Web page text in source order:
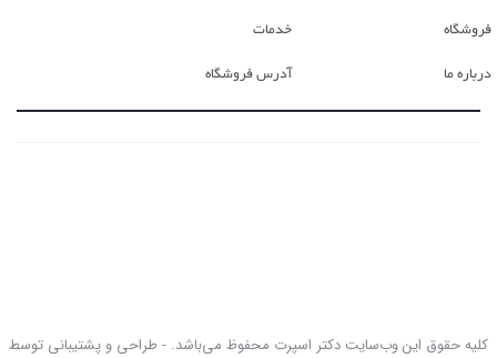
فروشگاه
درباره ما
خدمات
آدرس فروشگاه
کلیه حقوق این وب‌سایت دکتر اسپرت محفوظ می‌باشد. - طراحی و پشتیبانی توسط